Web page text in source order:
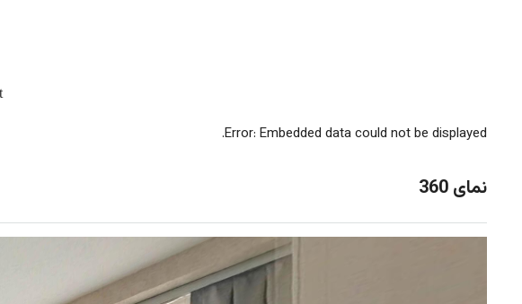
Error: Embedded data could not be displayed.
نمای 360